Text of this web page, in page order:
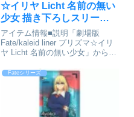
☆イリヤ Licht 名前の無い
少女 描き下ろしスリーブ
(クロエ/レースクイーン) パ
ック[キース]が予約受付開
始
アイテム情報■説明「劇場版
Fate/kaleid liner プリズマ☆イリ
ヤ Licht 名前の無い少女」から描
場版 Fate/kaleid liner プリズマ☆
イリヤ Licht 名前の無い少女_描
Fateシリーズ